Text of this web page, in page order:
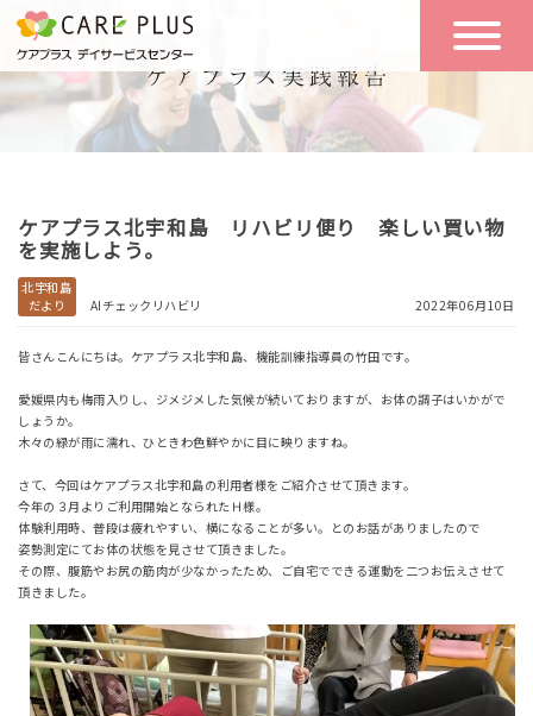
こんな方に
おすすめ
一日の流れ
一日体験
空き状況
実践報告
リクルート
お問い合わせ
体験希望
ケアプラス北宇和島 リハビリ便り 楽しい買い物
を実施しよう。
北宇和島
だより
AIチェックリハビリ 2022年06月10日
皆さんこんにちは。ケアプラス北宇和島、機能訓練指導員の竹田です。
愛媛県内も梅雨入りし、ジメジメした気候が続いておりますが、お体の調子はいかがで
しょうか。
木々の緑が雨に濡れ、ひときわ色鮮やかに目に映りますね。
さて、今回はケアプラス北宇和島の利用者様をご紹介させて頂きます。
今年の３月よりご利用開始となられたＨ様。
体験利用時、普段は疲れやすい、横になることが多い。とのお話がありましたので
姿勢測定にてお体の状態を見させて頂きました。
その際、腹筋やお尻の筋肉が少なかったため、ご自宅でできる運動を二つお伝えさせて
頂きました。